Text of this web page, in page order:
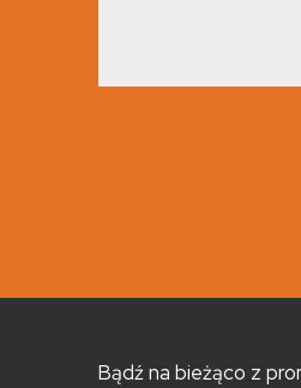
Bądź na bieżąco z